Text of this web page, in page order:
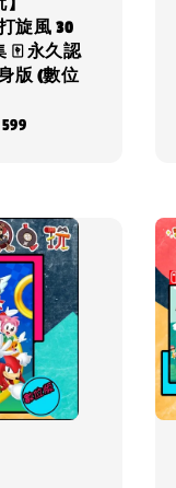
旋風 30
🀄 永久認
版 (數位